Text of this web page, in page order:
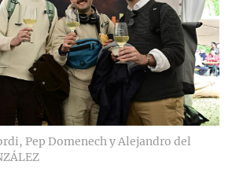
Pep Domenech y Alejandro del